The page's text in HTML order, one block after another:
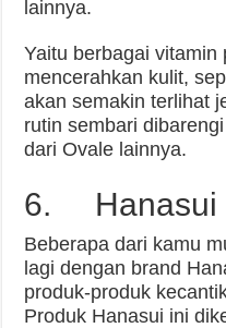
lainnya.
Yaitu berbagai vitamin
mencerahkan kulit,
akan semakin terlihat
rutin sembari
dari Ovale lainnya.
6. Hanasui
Beberapa dari kamu
lagi dengan brand
produk-produk
Produk Hanasui ini